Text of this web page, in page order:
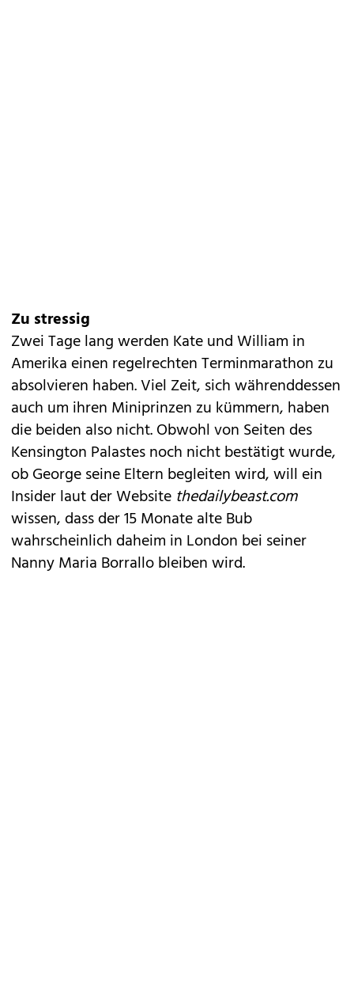
Zu stressig
Zwei Tage lang werden Kate und William in
Amerika einen regelrechten Terminmarathon zu
absolvieren haben. Viel Zeit, sich währenddessen
auch um ihren Miniprinzen zu kümmern, haben
die beiden also nicht. Obwohl von Seiten des
Kensington Palastes noch nicht bestätigt wurde,
ob George seine Eltern begleiten wird, will ein
Insider laut der Website thedailybeast.com
wissen, dass der 15 Monate alte Bub
wahrscheinlich daheim in London bei seiner
Nanny Maria Borrallo bleiben wird.